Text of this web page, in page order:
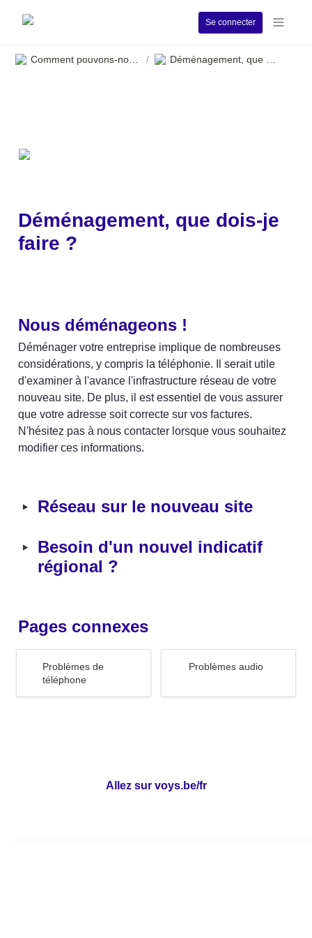
Se connecter
/
Déménagement, que dois-je
faire ?
Nous déménageons !
Déménager votre entreprise implique de nombreuses
considérations, y compris la téléphonie. Il serait utile
d'examiner à l'avance l'infrastructure réseau de votre
nouveau site. De plus, il est essentiel de vous assurer
que votre adresse soit correcte sur vos factures.
N'hésitez pas à nous contacter lorsque vous souhaitez
modifier ces informations.
‣ Réseau sur le nouveau site
‣ Besoin d'un nouvel indicatif
régional ?
Pages connexes
Problèmes de
téléphone
Problèmes audio
Allez sur voys.be/fr